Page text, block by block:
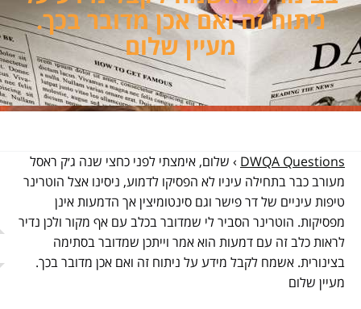
ניתוח זה ואם אכן מדובר בכך.
מעיין שלום
DWQA Questions
› שלום, אימצתי לפני כחצי שנה ג׳ק ראסל
מעורב כבר בתחילה עיניו לא הפסיקו לדמוע, ניסינו אצל הוטרינר
טיפות עיניים של דר פישר וגם סינטומיצין אך הדמעות אינן
מפסיקות. הוטרינר הסביר לי שמדובר בכלב עם אף מקור ולכן נדיר
לראות כלב זה עם דמעות הוא אמר וייתכן שמדובר בסתימה
בצינורית. אשמח לקבל מידע על ניתוח זה ואם אכן מדובר בכך.
מעיין שלום